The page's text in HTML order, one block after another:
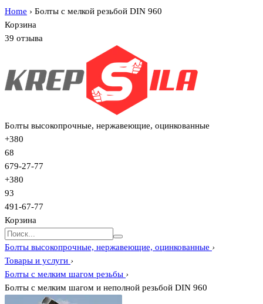
Home › Болты с мелкой резьбой DIN 960
Корзина
39 отзыва
Болты высокопрочные, нержавеющие, оцинкованные
+380
68
679-27-77
+380
93
491-67-77
Корзина
Болты высокопрочные, нержавеющие, оцинкованные ›
Товары и услуги ›
Болты с мелким шагом резьбы ›
Болты с мелким шагом и неполной резьбой DIN 960